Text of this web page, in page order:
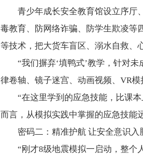
青少年成长安全教育馆设立序厅
毒教育、防网络诈骗、防学生欺凌等
等技术，把大货车盲区、溺水自救、
“我们摒弃‘填鸭式’教学，针对
律卷轴、镜子迷宫、动画视频、VR
“在这里学到的应急技能，比课
而言，从模拟实践中掌握的应急技能
密码二：精准护航 让安全意识入
“刚才8级地震模拟一启动，整个